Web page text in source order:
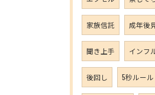
家族信託 成年後
聞き上手 インフ
後回し 5秒ルール